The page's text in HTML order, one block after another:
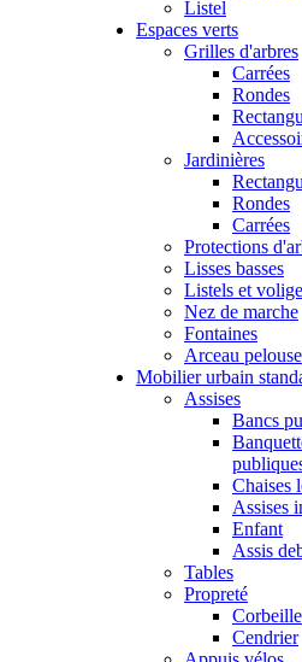
Listel
Espaces verts
Grilles d'arbres
Carrées
Rondes
Jardinières
Rondes
Carrées
Protections
Lisses basses
Listels et
Nez de marche
Fontaines
Arceau pelouse
Mobilier urbain
Assises
Bancs
Chaises
Assises
Enfant
Assis
Tables
Propreté
Corbeille
Cendrier